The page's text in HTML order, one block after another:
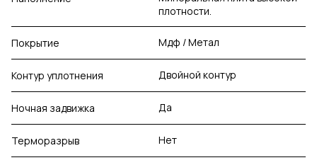
плотности.
Покрытие Мдф / Метал
Контур уплотнения Двойной контур
Ночная задвижка Да
Терморазрыв Нет